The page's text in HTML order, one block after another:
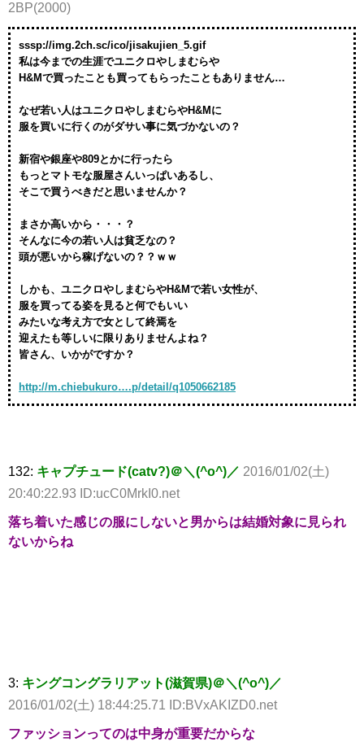
2BP(2000)
sssp://img.2ch.sc/ico/jisakujien_5.gif
私は今までの生涯でユニクロやしまむらや
H&Mで買ったことも買ってもらったこともありません…
なぜ若い人はユニクロやしまむらやH&Mに
服を買いに行くのがダサい事に気づかないの？
新宿や銀座や809とかに行ったら
もっとマトモな服屋さんいっぱいあるし、
そこで買うべきだと思いませんか？
まさか高いから・・・？
そんなに今の若い人は貧乏なの？
頭が悪いから稼げないの？？ｗｗ
しかも、ユニクロやしまむらやH&Mで若い女性が、
服を買ってる姿を見ると何でもいい
みたいな考え方で女として終焉を
迎えたも等しいに限りありませんよね？
皆さん、いかがですか？
http://m.chiebukuro….p/detail/q1050662185
132: キャプチュード(catv?)＠＼(^o^)／ 2016/01/02(土)
20:40:22.93 ID:ucC0MrkI0.net
落ち着いた感じの服にしないと男からは結婚対象に見られ
ないからね
3: キングコングラリアット(滋賀県)＠＼(^o^)／
2016/01/02(土) 18:44:25.71 ID:BVxAKIZD0.net
ファッションってのは中身が重要だからな